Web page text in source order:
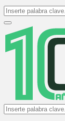
Search
for:
Primary
Menu
Search
for: